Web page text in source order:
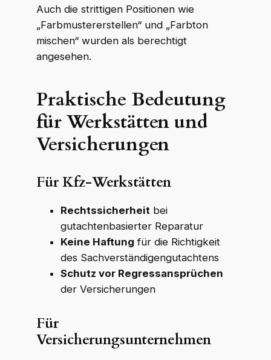
Auch die strittigen Positionen wie
„Farbmustererstellen“ und „Farbton
mischen“ wurden als berechtigt
angesehen.
Praktische Bedeutung
für Werkstätten und
Versicherungen
Für Kfz-Werkstätten
Rechtssicherheit bei
gutachtenbasierter Reparatur
Keine Haftung für die Richtigkeit
des Sachverständigengutachtens
Schutz vor Regressansprüchen
der Versicherungen
Für
Versicherungsunternehmen